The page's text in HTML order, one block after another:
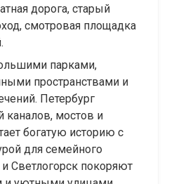
дорога, старый
смотровая площадка
парками,
пространствами и
Петербург
каналов, мостов и
богатую историю с
для семейного
Светлогорск покоряют